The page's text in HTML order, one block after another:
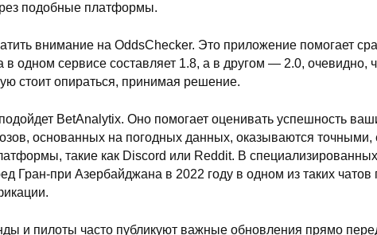
подобные платформы.
внимание на OddsChecker. Это приложение помогает
одном сервисе составляет 1.8, а в другом — 2.0, очевидно,
стоит опираться, принимая решение.
BetAnalytix. Оно помогает оценивать успешность
основанных на погодных данных, оказываются
такие как Discord или Reddit. В
Гран-при Азербайджана в 2022 году в одном из таких
и пилоты часто публикуют важные обновления прямо